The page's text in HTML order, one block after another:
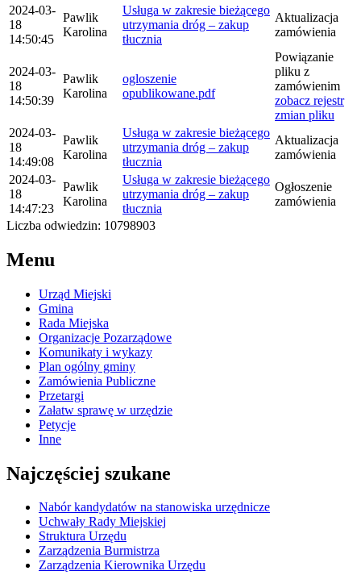
2024-03-
18
14:50:45
Pawlik
Karolina
Usługa w zakresie bieżącego
utrzymania dróg – zakup
tłucznia
Aktualizacja
zamówienia
2024-03-
18
14:50:39
Pawlik
Karolina
ogloszenie
opublikowane.pdf
Powiązanie
pliku z
zamówienim
zobacz rejestr
zmian pliku
2024-03-
18
14:49:08
Pawlik
Karolina
Usługa w zakresie bieżącego
utrzymania dróg – zakup
tłucznia
Aktualizacja
zamówienia
2024-03-
18
14:47:23
Pawlik
Karolina
Usługa w zakresie bieżącego
utrzymania dróg – zakup
tłucznia
Ogłoszenie
zamówienia
Liczba odwiedzin: 10798903
Menu
Urząd Miejski
Gmina
Rada Miejska
Organizacje Pozarządowe
Komunikaty i wykazy
Plan ogólny gminy
Zamówienia Publiczne
Przetargi
Załatw sprawę w urzędzie
Petycje
Inne
Najczęściej szukane
Nabór kandydatów na stanowiska urzędnicze
Uchwały Rady Miejskiej
Struktura Urzędu
Zarządzenia Burmistrza
Zarządzenia Kierownika Urzędu